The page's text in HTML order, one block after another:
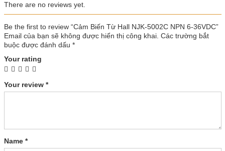
There are no reviews yet.
Be the first to review “Cảm Biến Từ Hall NJK-5002C NPN 6-36VDC”
Email của bạn sẽ không được hiển thị công khai. Các trường bắt
buộc được đánh dấu *
Your rating
Your review *
Name *